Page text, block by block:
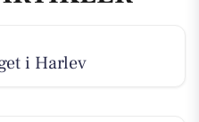
i Harlev